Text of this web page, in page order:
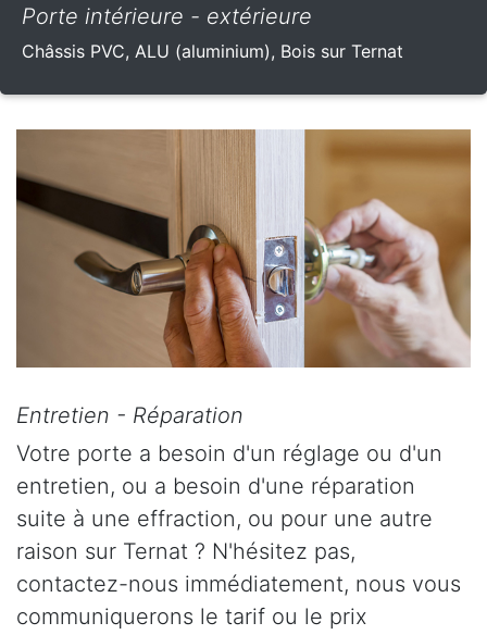
Porte intérieure - extérieure
Châssis PVC, ALU (aluminium), Bois sur Ternat
Entretien - Réparation
Votre porte a besoin d'un réglage ou d'un
entretien, ou a besoin d'une réparation
suite à une effraction, ou pour une autre
raison sur Ternat ? N'hésitez pas,
contactez-nous immédiatement, nous vous
communiquerons le tarif ou le prix